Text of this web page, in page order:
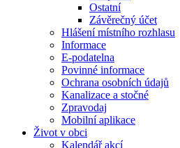
Ostatní
Závěrečný účet
Hlášení místního rozhlasu
Informace
E-podatelna
Povinné informace
Ochrana osobních údajů
Kanalizace a stočné
Zpravodaj
Mobilní aplikace
Život v obci
Kalendář akcí